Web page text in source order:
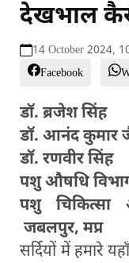
देखभाल
14 October 2024,
Facebook
डॉ. ब्रजेश सिंह
डॉ. आनंद कुमार
डॉ. रणवीर सिंह
पशु औषधि
पशु चिकित्सा
जबलपुर, मप्र
सर्दियों में हमारे